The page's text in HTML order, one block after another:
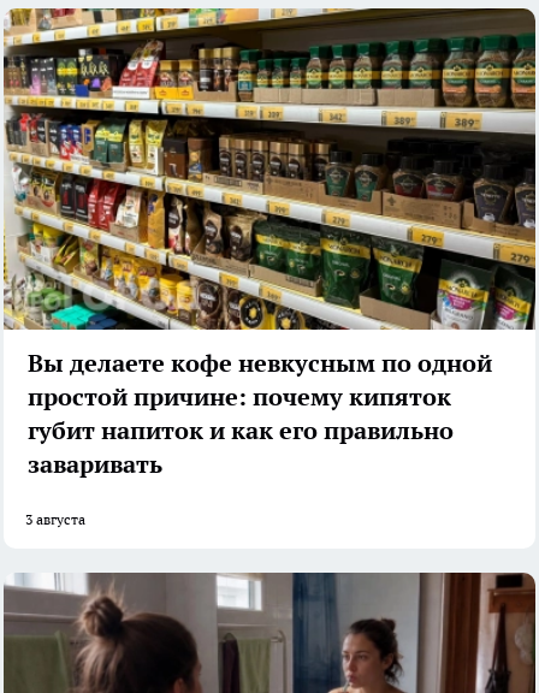
Вы делаете кофе невкусным по одной
простой причине: почему кипяток
губит напиток и как его правильно
заваривать
3 августа